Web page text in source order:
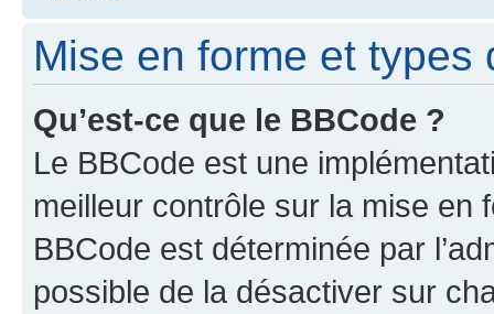
Mise en forme et types
Qu’est-ce que le BBCode ?
Le BBCode est une
meilleur contrôle sur la mise en
BBCode est déterminée par
possible de la désactiver sur